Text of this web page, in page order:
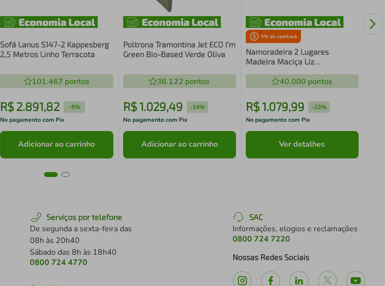
Sofá Lanus S147-2 Kappesberg
2,5 Metros Linho Terracota
101.467 pontos
R$2.891,82 -5%
No pagamento com Pix
Adicionar ao carrinho
Poltrona Tramontina Jet ECO I’m
Green Bio-Based Verde Oliva
36.122 pontos
R$1.029,49 -24%
No pagamento com Pix
Adicionar ao carrinho
5% de cashback
Namoradeira 2 Lugares
Madeira Maciça Liz
40.000 pontos
R$1.079,99 -23%
No pagamento com Pix
Ver detalhes
Liz
Serviços por telefone
De segunda a sexta-feira das
08h às 20h40
Sábado das 8h às 18h40
0800 724 4770
SAC
Informações, elogios e reclamações
0800 724 7220
Nossas Redes Sociais